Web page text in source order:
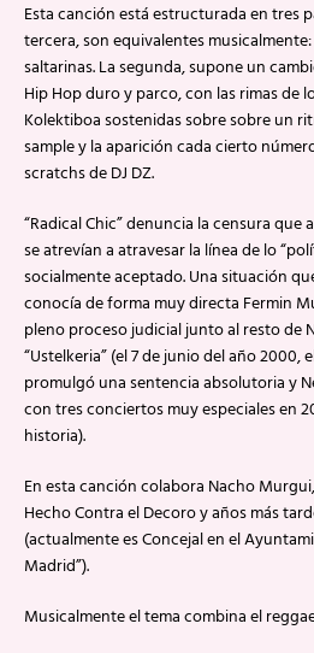
Esta canción está estructurada en tres
tercera, son equivalentes
saltarinas. La segunda, supone un
Hip Hop duro y parco, con las rimas de
Kolektiboa sostenidas sobre sobre un
sample y la aparición cada cierto
scratchs de DJ DZ.
“Radical Chic” denuncia la censura que
se atrevían a atravesar la línea de lo
socialmente aceptado. Una situación
conocía de forma muy directa Fermin
pleno proceso judicial junto al resto de
“Ustelkeria” (el 7 de junio del año 2000,
promulgó una sentencia absolutoria y
con tres conciertos muy especiales en
historia).
En esta canción colabora Nacho
Hecho Contra el Decoro y años más
(actualmente es Concejal en el
Madrid”).
Musicalmente el tema combina el